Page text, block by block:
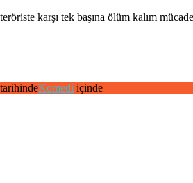
karşı tek başına ölüm kalım
tarihindeKomedi içinde